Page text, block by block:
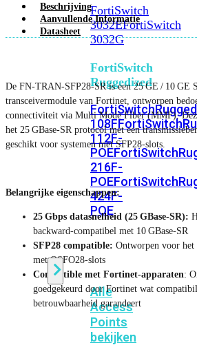
FortiSwitch
3032EFortiSwitch
3032G
FortiSwitch
Ruggedized
FortiSwitchRugged
108F
112F-
POE
216F-
POE
424F-
POE
WiFi
Alle
Access
Points
bekijken
Beschrijving
Aanvullende Informatie
Datasheet
De FN‑TRAN‑SFP28‑SR is een 25 GE / 10 GE
transceivermodule van Fortinet, ontworpen
connectiviteit via Multi Mode Fiber (MMF).
het 25 GBase‑SR protocol met een
geschikt voor systemen met SFP28‑slots.
Belangrijke eigenschappen:
25 Gbps datasnelheid (25 GBase‑SR):
backward-compatibel met 10 GBase‑SR
SFP28 compatible: Ontworpen voor het
met QSFO28-slots
Compatible met Fortinet-apparaten:
goedgekeurd door Fortinet wat
betrouwbaarheid garandeert